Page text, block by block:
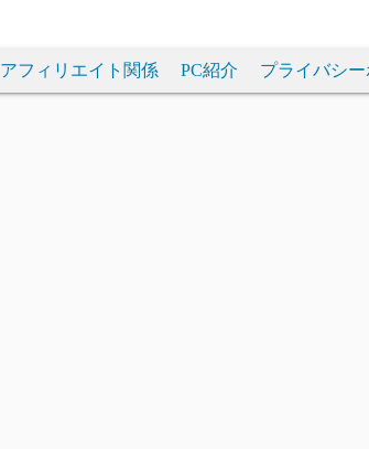
アフィリエイト関係 PC紹介 プライバシ